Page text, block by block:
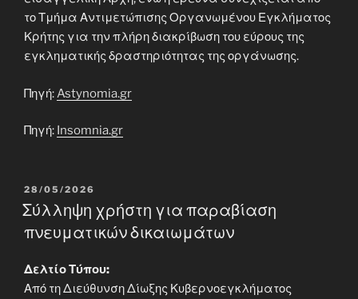
το Τμήμα Αντιμετώπισης Οργανωμένου Εγκλήματος
Κρήτης για την πλήρη διακρίβωση του εύρους της
εγκληματικής δραστηριότητας της οργάνωσης.
Πηγή:Astynomia.gr
Πηγή: Insomnia.gr
POSTED
ON
28/05/2026
Σύλληψη χρήστη για παραβίαση
πνευματικών δικαιωμάτων
Δελτίο Τύπου:
Από τη Διεύθυνση Δίωξης Κυβερνοεγκλήματος